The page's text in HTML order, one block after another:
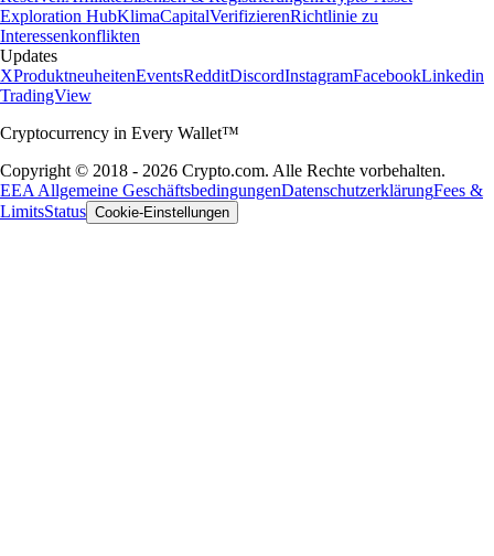
Exploration HubKlimaCapitalVerifizierenRichtlinie zu
Interessenkonflikten
Updates
XProduktneuheitenEventsRedditDiscordInstagramFacebookLinkedin
TradingView
Cryptocurrency in Every Wallet™
Copyright © 2018 - 2026 Crypto.com. Alle Rechte vorbehalten.
EEA Allgemeine GeschäftsbedingungenDatenschutzerklärungFees &
LimitsStatus Cookie-Einstellungen